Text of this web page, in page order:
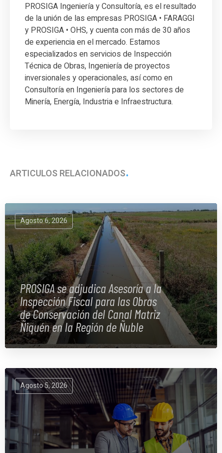
PROSIGA Ingeniería y Consultoría, es el resultado
de la unión de las empresas PROSIGA • FARAGGI
y PROSIGA • OHS, y cuenta con más de 30 años
de experiencia en el mercado. Estamos
especializados en servicios de Inspección
Técnica de Obras, Ingeniería de proyectos
inversionales y operacionales, así como en
Consultoría en Ingeniería para los sectores de
Minería, Energía, Industria e Infraestructura.
ARTÍCULOS RELACIONADOS
Agosto 6, 2026
PROSIGA se adjudica Asesoría a la
Inspección Fiscal para las Obras
de Conservación del Canal Matriz
Ñiquén en la Región de Ñuble
Agosto 5, 2026